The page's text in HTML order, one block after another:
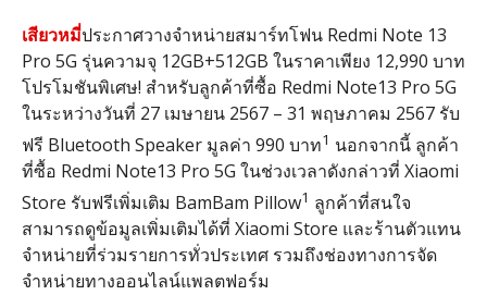
เสียวหมี่ประกาศวางจำหน่ายสมาร์ทโฟนRedmi Note 13
Pro 5G รุ่นความจุ 12GB+512GB ในราคาเพียง 12,990 บาท
โปรโมชันพิเศษ! สำหรับลูกค้าที่ซื้อ Redmi Note13 Pro 5G
ในระหว่างวันที่ 27 เมษายน2567 – 31 พฤษภาคม 2567 รับ
ฟรี Bluetooth Speaker มูลค่า 990 บาท1 นอกจากนี้ ลูกค้า
ที่ซื้อ Redmi Note13 Pro 5G ในช่วงเวลาดังกล่าวที่ Xiaomi
Store รับฟรีเพิ่มเติม BamBam Pillow1 ลูกค้าที่สนใจ
สามารถดูข้อมูลเพิ่มเติมได้ที่ Xiaomi Store และร้านตัวแทน
จำหน่ายที่ร่วมรายการทั่วประเทศ รวมถึงช่องทางการจัด
จำหน่ายทางออนไลน์แพลตฟอร์ม